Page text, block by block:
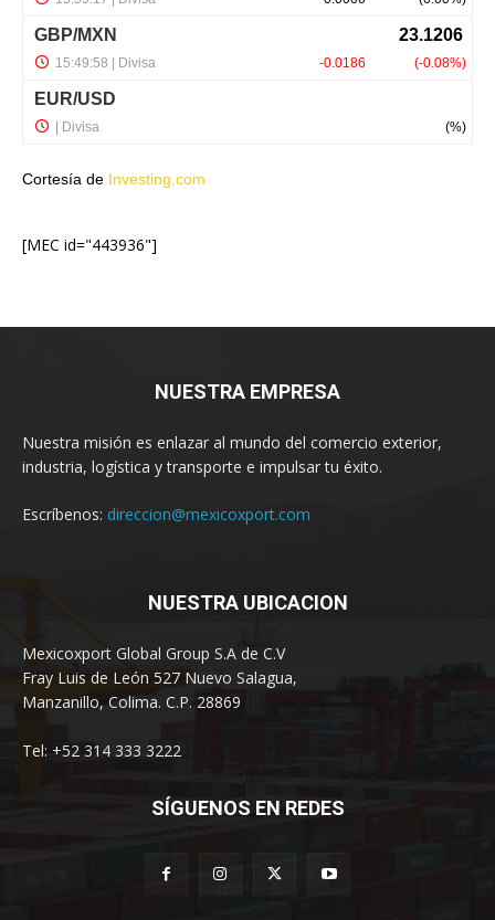
Cortesía de Investing.com
[MEC id="443936"]
NUESTRA EMPRESA
Nuestra misión es enlazar al mundo del comercio exterior,
industria, logística y transporte e impulsar tu éxito.
Escríbenos: direccion@mexicoxport.com
NUESTRA UBICACION
Mexicoxport Global Group S.A de C.V
Fray Luis de León 527 Nuevo Salagua,
Manzanillo, Colima. C.P. 28869
Tel: +52 314 333 3222
SÍGUENOS EN REDES